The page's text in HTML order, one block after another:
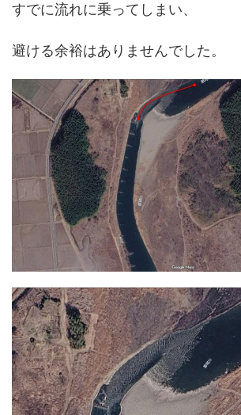
すでに流れに乗ってしまい、
避ける余裕はありませんでした。